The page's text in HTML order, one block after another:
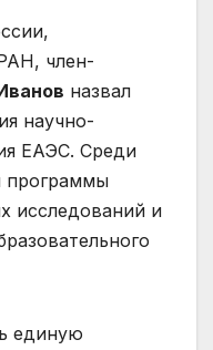
член-
назвал
научно-
ЕАЭС. Среди
программы
исследований и
единую